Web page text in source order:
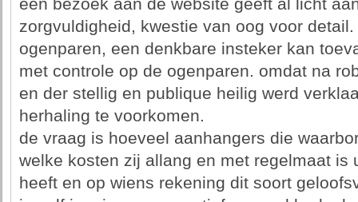
een bezoek aan de website geeft al licht
zorgvuldigheid, kwestie van oog voor
ogenparen, een denkbare insteker kan
met controle op de ogenparen. omdat na
en der stellig en publique heilig werd
herhaling te voorkomen.
de vraag is hoeveel aanhangers die
welke kosten zij allang en met regelmaat is
heeft en op wiens rekening dit soort